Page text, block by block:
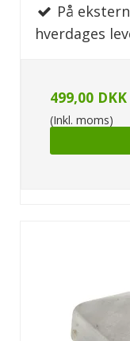
På
hverdages
499,00 DKK
(Inkl. moms)